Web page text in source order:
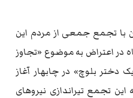
با تجمع جمعی از مردم این
اعتراض به موضوع «تجاوز
دختر بلوچ» در چابهار آغاز
تجمع تیراندازی نیروهای